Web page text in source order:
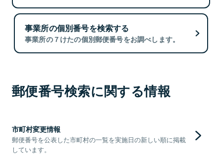
事業所の個別番号を検索する
事業所の７けたの個別郵便番号をお調べします。
郵便番号検索に関する情報
市町村変更情報
郵便番号を公表した市町村の一覧を実施日の新しい順に掲載
しています。